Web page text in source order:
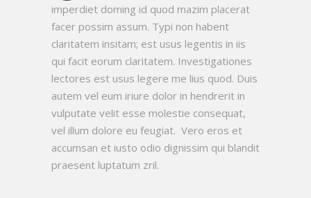
imperdiet doming id quod mazim placerat
facer possim assum. Typi non habent
claritatem insitam; est usus legentis in iis
qui facit eorum claritatem. Investigationes
lectores est usus legere me lius quod. Duis
autem vel eum iriure dolor in hendrerit in
vulputate velit esse molestie consequat,
vel illum dolore eu feugiat. Vero eros et
accumsan et iusto odio dignissim qui blandit
praesent luptatum zril.